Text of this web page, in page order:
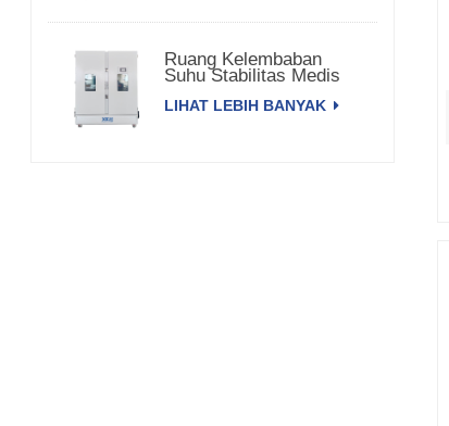
Ruang Kelembaban
Suhu Stabilitas Medis
LIHAT LEBIH BANYAK